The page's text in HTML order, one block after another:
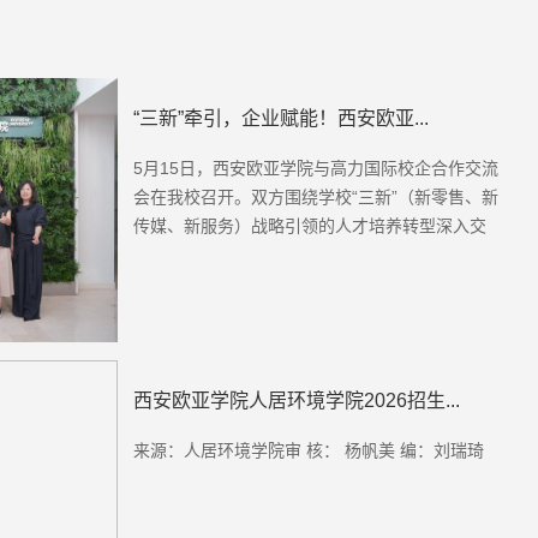
“三新”牵引，企业赋能！西安欧亚...
5月15日，西安欧亚学院与高力国际校企合作交流
会在我校召开。双方围绕学校“三新”（新零售、新
传媒、新服务）战略引领的人才培养转型深入交
西安欧亚学院人居环境学院2026招生...
来源：人居环境学院审 核： 杨帆美 编：刘瑞琦